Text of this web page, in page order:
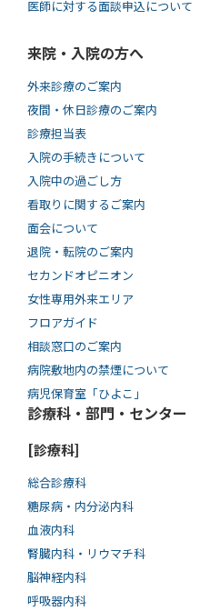
医師に対する面談申込について
来院・入院の方へ
外来診療のご案内
夜間・休日診療のご案内
診療担当表
入院の手続きについて
入院中の過ごし方
看取りに関するご案内
面会について
退院・転院のご案内
セカンドオピニオン
女性専用外来エリア
フロアガイド
相談窓口のご案内
病院敷地内の禁煙について
病児保育室「ひよこ」
診療科・部門・センター
[診療科]
総合診療科
糖尿病・内分泌内科
血液内科
腎臓内科・リウマチ科
脳神経内科
呼吸器内科